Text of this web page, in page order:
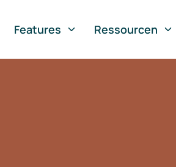
Features Ressourcen